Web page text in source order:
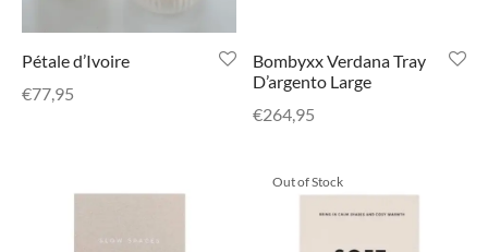
Pétale d’Ivoire
€77,95
Bombyxx Verdana Tray
D’argento Large
€264,95
Out of Stock